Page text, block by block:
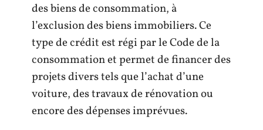
des biens de consommation, à
l’exclusion des biens immobiliers. Ce
type de crédit est régi par le Code de la
consommation et permet de financer des
projets divers tels que l’achat d’une
voiture, des travaux de rénovation ou
encore des dépenses imprévues.